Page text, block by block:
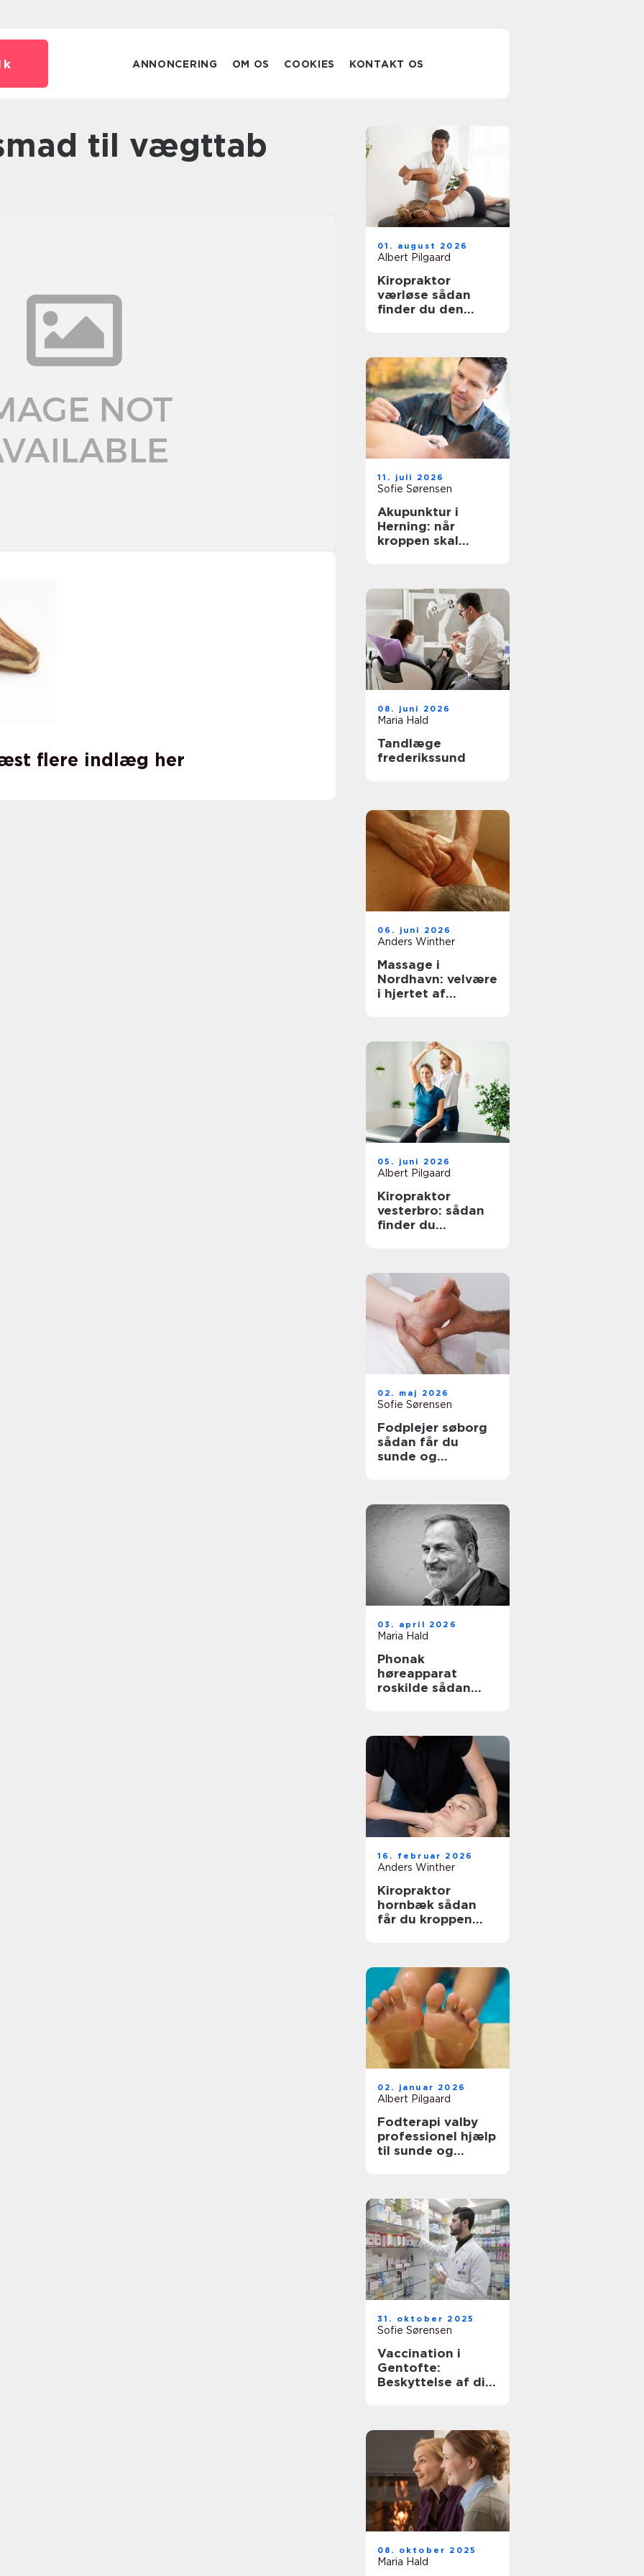
ANNONCERING OM OS COOKIES KONTAKT OS
til vægttab
flere indlæg her
01. august 2026
Albert Pilgaard
Kiropraktor
værløse sådan
finder du den
11. juli 2026
Sofie Sørensen
Akupunktur i
Herning: når
kroppen skal
08. juni 2026
Maria Hald
Tandlæge
frederikssund
06. juni 2026
Anders Winther
Massage i
Nordhavn: velvære
i hjertet af
05. juni 2026
Albert Pilgaard
Kiropraktor
vesterbro: sådan
finder du
02. maj 2026
Sofie Sørensen
Fodplejer søborg
sådan får du
sunde og
03. april 2026
Maria Hald
Phonak
høreapparat
roskilde sådan
16. februar 2026
Anders Winther
Kiropraktor
hornbæk sådan
får du kroppen
02. januar 2026
Albert Pilgaard
Fodterapi valby
professionel hjælp
til sunde og
31. oktober 2025
Sofie Sørensen
Vaccination i
Gentofte:
Beskyttelse af dit
08. oktober 2025
Maria Hald